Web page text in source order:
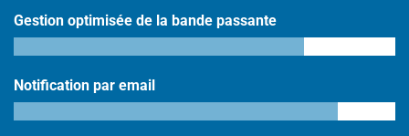
Gestion optimisée de la bande passante
Notification par email